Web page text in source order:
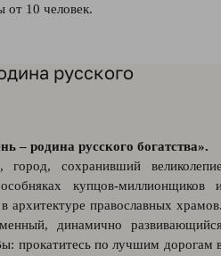
от 10 человек.
русского
– родина русского богатства».
сохранивший
купцов-миллионщиков
архитектуре православных
динамично
прокатитесь по лучшим дорогам